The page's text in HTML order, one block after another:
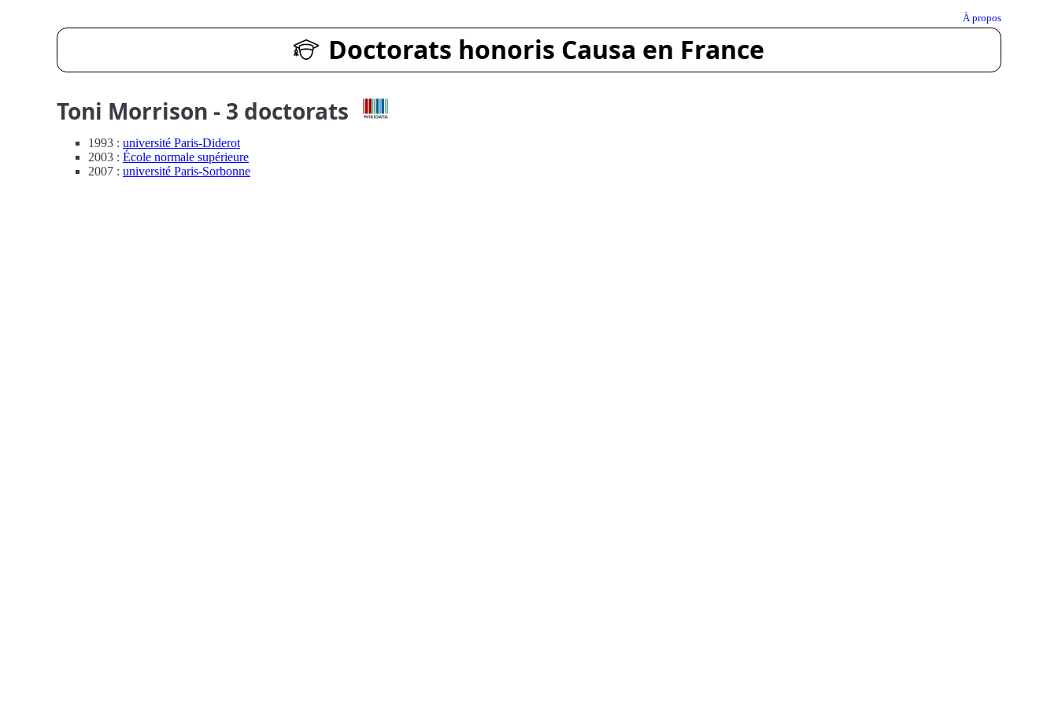
À propos
Doctorats honoris Causa en France
Toni Morrison - 3 doctorats
1993 : université Paris-Diderot
2003 : École normale supérieure
2007 : université Paris-Sorbonne